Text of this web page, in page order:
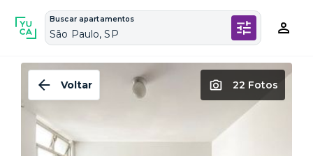
Buscar apartamentos
São Paulo, SP
Voltar 22 Fotos